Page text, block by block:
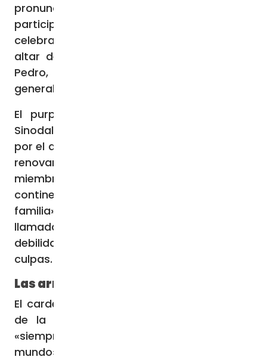
pronunció la homilía de la misa para los
participantes en la asamblea sinodal,
celebrada esta mañana, 13 de octubre, en el
altar de la Cátedra de la Basílica de San
Pedro, ante la octava Congregación
general.
El purpurado definió el Sínodo sobre la
Sinodalidad como un «nuevo Pentecostés»,
por el que “hay que dar gracias a Dios», que
renovará la Iglesia que reúne en Roma, a los
miembros procedente de todos los
continentes, reunida «como una sola
familia», a pesar de su diversidad cultural,
llamada a llorar y a conmoverse por sus
debilidades y a pedir perdón a Dios por sus
culpas.
Las armas de la sinodalidad
El cardenal, con el Evangelio de hoy, habló
de la lucha de Jesús contra el diablo,
«siempre presente y activo en nuestro
mundo», fuerte en su invisibilidad y de su